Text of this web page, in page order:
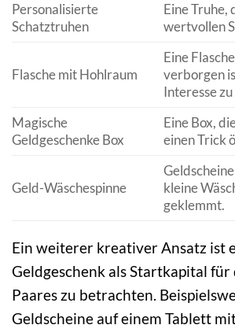
Personalisierte
Schatztruhen
Eine Truhe,
wertvollen
Flasche mit Hohlraum
Eine
verborgen
Interesse
Magische
Geldgeschenke Box
Eine Box,
einen Trick
Geld-Wäschespinne
kleine
geklemmt.
Ein weiterer kreativer Ansatz ist
Geldgeschenk als Startkapital
Paares zu betrachten.
Geldscheine auf einem Tablett